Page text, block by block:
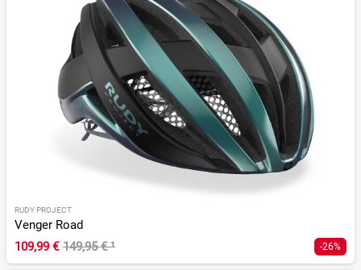
RUDY PROJECT
Venger Road
109,99 € 149,95 €¹ -26%